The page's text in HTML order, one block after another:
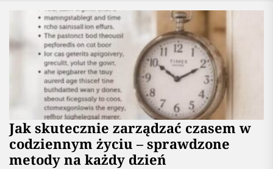
Jak skutecznie zarządzać czasem w
codziennym życiu – sprawdzone
metody na każdy dzień